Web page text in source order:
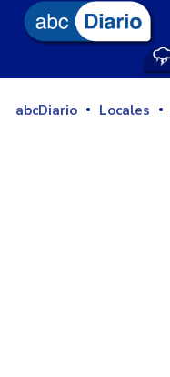
abcDiario Locales